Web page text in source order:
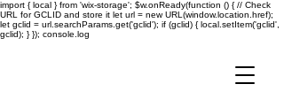
import { local } from 'wix-storage'; $w.onReady(function () { // Check
URL for GCLID and store it let url = new URL(window.location.href);
let gclid = url.searchParams.get('gclid'); if (gclid) { local.setItem('gclid',
gclid); } }); console.log